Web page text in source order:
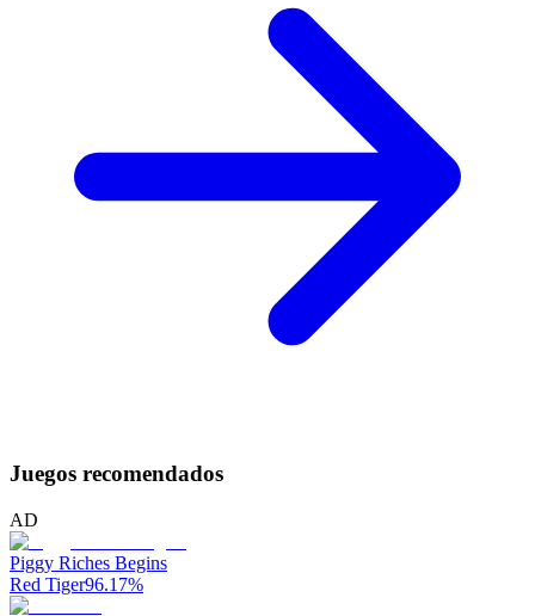
Juegos recomendados
AD
Piggy Riches Begins
Red Tiger96.17%